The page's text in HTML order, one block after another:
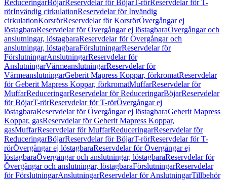
ReduceringarBöjarReservdelar för BöjarT-rörReservdelar för T-
rörInvändig cirkulationReservdelar för Invändig
cirkulationKorsrörReservdelar för KorsrörÖvergångar ej
löstagbaraReservdelar för Övergångar ej löstagbaraÖvergångar och
anslutningar, löstagbaraReservdelar för Övergångar och
anslutningar, löstagbaraFörslutningarReservdelar för
FörslutningarAnslutningarReservdelar för
AnslutningarVärmeanslutningarReservdelar för
VärmeanslutningarGeberit Mapress Koppar, förkromatReservdelar
för Geberit Mapress Koppar, förkromatMuffarReservdelar för
MuffarReduceringarReservdelar för ReduceringarBöjarReservdelar
för BöjarT-rörReservdelar för T-rörÖvergångar ej
löstagbaraReservdelar för Övergångar ej löstagbaraGeberit Mapress
Koppar, gasReservdelar för Geberit Mapress Koppar,
gasMuffarReservdelar för MuffarReduceringarReservdelar för
ReduceringarBöjarReservdelar för BöjarT-rörReservdelar för T-
rörÖvergångar ej löstagbaraReservdelar för Övergångar ej
löstagbaraÖvergångar och anslutningar, löstagbaraReservdelar för
Övergångar och anslutningar, löstagbaraFörslutningarReservdelar
för FörslutningarAnslutningarReservdelar för AnslutningarTillbehör